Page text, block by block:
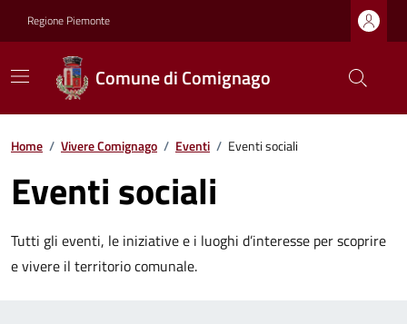
Regione Piemonte
Comune di Comignago
Home / Vivere Comignago / Eventi / Eventi sociali
Eventi sociali
Tutti gli eventi, le iniziative e i luoghi d’interesse per scoprire
e vivere il territorio comunale.